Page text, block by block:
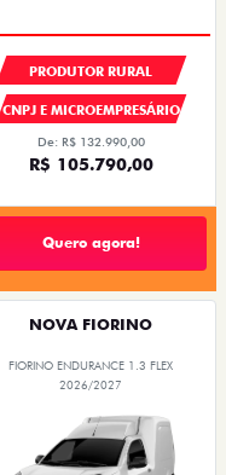
PRODUTOR RURAL
CNPJ E MICROEMPRESÁRIO
De: R$ 132.990,00
R$ 105.790,00
Quero agora!
NOVA FIORINO
FIORINO ENDURANCE 1.3 FLEX
2026/2027